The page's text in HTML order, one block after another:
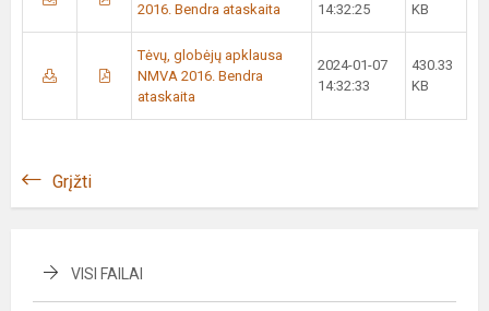
2016. Bendra ataskaita
14:32:25
KB
Tėvų, globėjų apklausa
NMVA 2016. Bendra
ataskaita
2024-01-07
14:32:33
430.33
KB
Grįžti
VISI FAILAI